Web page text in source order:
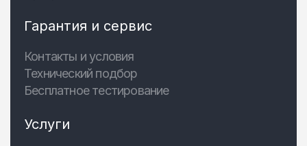
Гарантия и сервис
Контакты и условия
Технический подбор
Бесплатное тестирование
Услуги